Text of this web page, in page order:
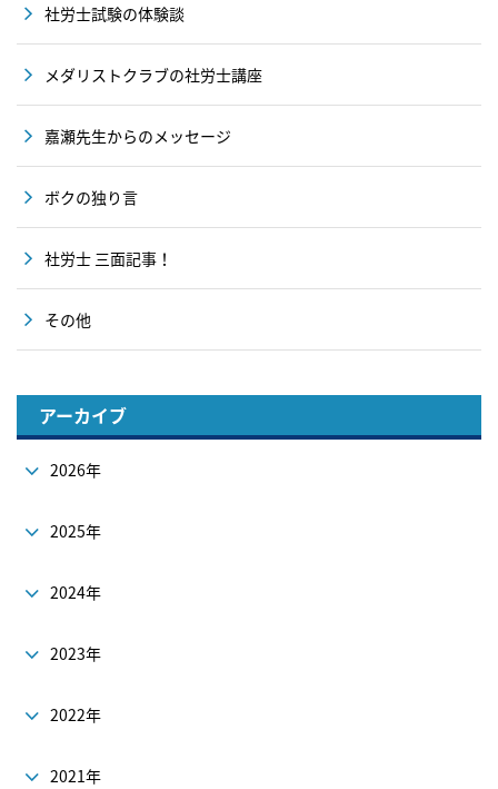
社労士試験の体験談
メダリストクラブの社労士講座
嘉瀬先生からのメッセージ
ボクの独り言
社労士 三面記事！
その他
アーカイブ
2026年
2025年
2024年
2023年
2022年
2021年